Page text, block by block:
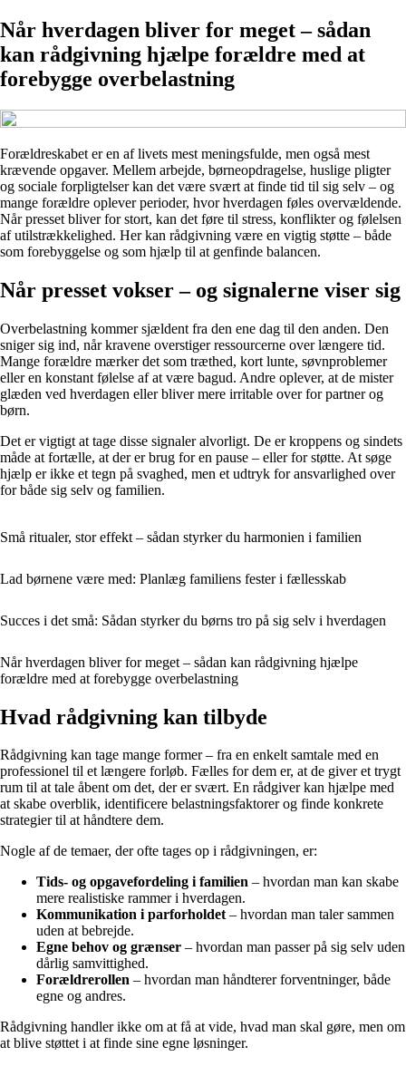
Når hverdagen bliver for meget – sådan
kan rådgivning hjælpe forældre med at
forebygge overbelastning
Forældreskabet er en af livets mest meningsfulde, men også mest
krævende opgaver. Mellem arbejde, børneopdragelse, huslige pligter
og sociale forpligtelser kan det være svært at finde tid til sig selv – og
mange forældre oplever perioder, hvor hverdagen føles overvældende.
Når presset bliver for stort, kan det føre til stress, konflikter og følelsen
af utilstrækkelighed. Her kan rådgivning være en vigtig støtte – både
som forebyggelse og som hjælp til at genfinde balancen.
Når presset vokser – og signalerne viser sig
Overbelastning kommer sjældent fra den ene dag til den anden. Den
sniger sig ind, når kravene overstiger ressourcerne over længere tid.
Mange forældre mærker det som træthed, kort lunte, søvnproblemer
eller en konstant følelse af at være bagud. Andre oplever, at de mister
glæden ved hverdagen eller bliver mere irritable over for partner og
børn.
Det er vigtigt at tage disse signaler alvorligt. De er kroppens og sindets
måde at fortælle, at der er brug for en pause – eller for støtte. At søge
hjælp er ikke et tegn på svaghed, men et udtryk for ansvarlighed over
for både sig selv og familien.
Små ritualer, stor effekt – sådan styrker du harmonien i familien
Lad børnene være med: Planlæg familiens fester i fællesskab
Succes i det små: Sådan styrker du børns tro på sig selv i hverdagen
Når hverdagen bliver for meget – sådan kan rådgivning hjælpe
forældre med at forebygge overbelastning
Hvad rådgivning kan tilbyde
Rådgivning kan tage mange former – fra en enkelt samtale med en
professionel til et længere forløb. Fælles for dem er, at de giver et trygt
rum til at tale åbent om det, der er svært. En rådgiver kan hjælpe med
at skabe overblik, identificere belastningsfaktorer og finde konkrete
strategier til at håndtere dem.
Nogle af de temaer, der ofte tages op i rådgivningen, er:
Tids- og opgavefordeling i familien – hvordan man kan skabe
mere realistiske rammer i hverdagen.
Kommunikation i parforholdet– hvordan man taler sammen
uden at bebrejde.
Egne behov og grænser – hvordan man passer på sig selv uden
dårlig samvittighed.
Forældrerollen – hvordan man håndterer forventninger, både
egne og andres.
Rådgivning handler ikke om at få at vide, hvad man skal gøre, men om
at blive støttet i at finde sine egne løsninger.